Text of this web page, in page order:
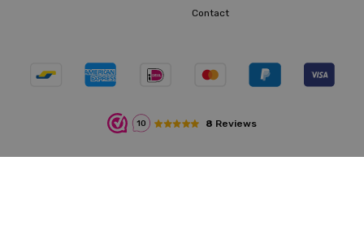
Contact
10 8 Reviews